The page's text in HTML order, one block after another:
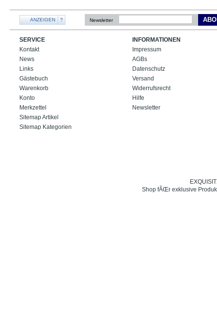
ANZEIGEN ? Newsletter
SERVICE
Kontakt
News
Links
Gästebuch
Warenkorb
Konto
Merkzettel
Sitemap Artikel
Sitemap Kategorien
INFORMATIONEN
Impressum
AGBs
Datenschutz
Versand
Widerrufsrecht
Hilfe
Newsletter
Shop fÃŒr exklusive